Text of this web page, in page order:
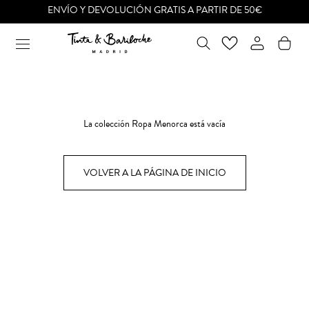
al
contenido
ENVÍO Y DEVOLUCIÓN GRATIS A PARTIR DE 50€
La colección Ropa Menorca está vacía
VOLVER A LA PÁGINA DE INICIO